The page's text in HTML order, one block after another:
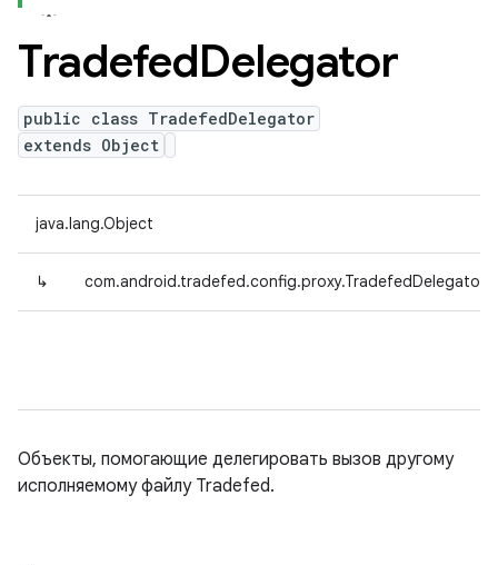
TradefedDelegator
public class TradefedDelegator
extends Object
java.lang.Object
↳ com.android.tradefed.config.proxy.TradefedDelegator
Объекты, помогающие делегировать вызов другому
исполняемому файлу Tradefed.